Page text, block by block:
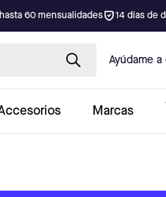
60 mensualidades 14 días de
Ayúdame a
Marcas